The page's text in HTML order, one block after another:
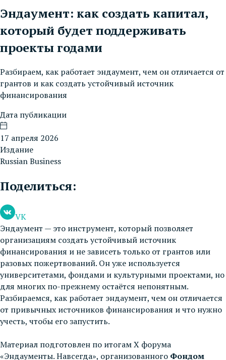
Эндаумент: как создать капитал,
который будет поддерживать
проекты годами
Разбираем, как работает эндаумент, чем он отличается от
грантов и как создать устойчивый источник
финансирования
Дата публикации
17 апреля 2026
Издание
Russian Business
Поделиться:
VK
Эндаумент — это инструмент, который позволяет
организациям создать устойчивый источник
финансирования и не зависеть только от грантов или
разовых пожертвований. Он уже используется
университетами, фондами и культурными проектами, но
для многих по-прежнему остаётся непонятным.
Разбираемся, как работает эндаумент, чем он отличается
от привычных источников финансирования и что нужно
учесть, чтобы его запустить.
Материал подготовлен по итогам X форума
«Эндаументы. Навсегда», организованного Фондом